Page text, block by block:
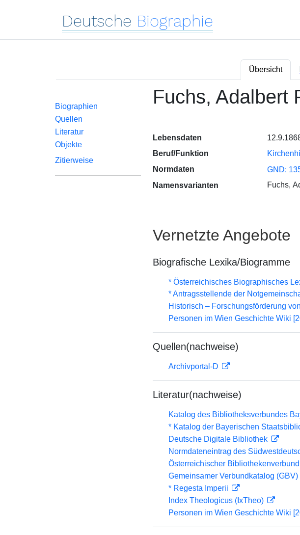
Deutsche Biographie
Übersicht
Biographien
Quellen
Literatur
Objekte
Zitierweise
Fuchs, Adalbert
Lebensdaten
Beruf/Funktion
Normdaten
GND:
Namensvarianten
Fuchs,
Vernetzte Angebote
Biografische Lexika/Biogramme
* Österreichisches Biographisches
* Antragsstellende der
Historisch – Forschungsförderung
Personen im Wien Geschichte Wiki
Quellen(nachweise)
Archivportal-D
Literatur(nachweise)
Katalog des Bibliotheksverbundes
* Katalog der Bayerischen
Deutsche Digitale Bibliothek
Normdateneintrag des
Österreichischer
Gemeinsamer Verbundkatalog (GBV)
* Regesta Imperii
Index Theologicus (IxTheo)
Personen im Wien Geschichte Wiki